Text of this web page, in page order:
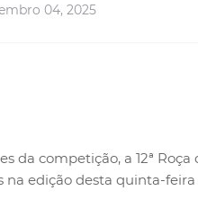
04, 2025
da competição, a 12ª Roça
edição desta quinta-feira